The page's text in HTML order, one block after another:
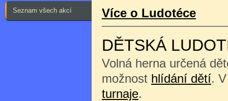
Seznam všech akcí
Více o Ludotéce
DĚTSKÁ
Volná herna určená
možnost hlídání dětí.
turnaje.